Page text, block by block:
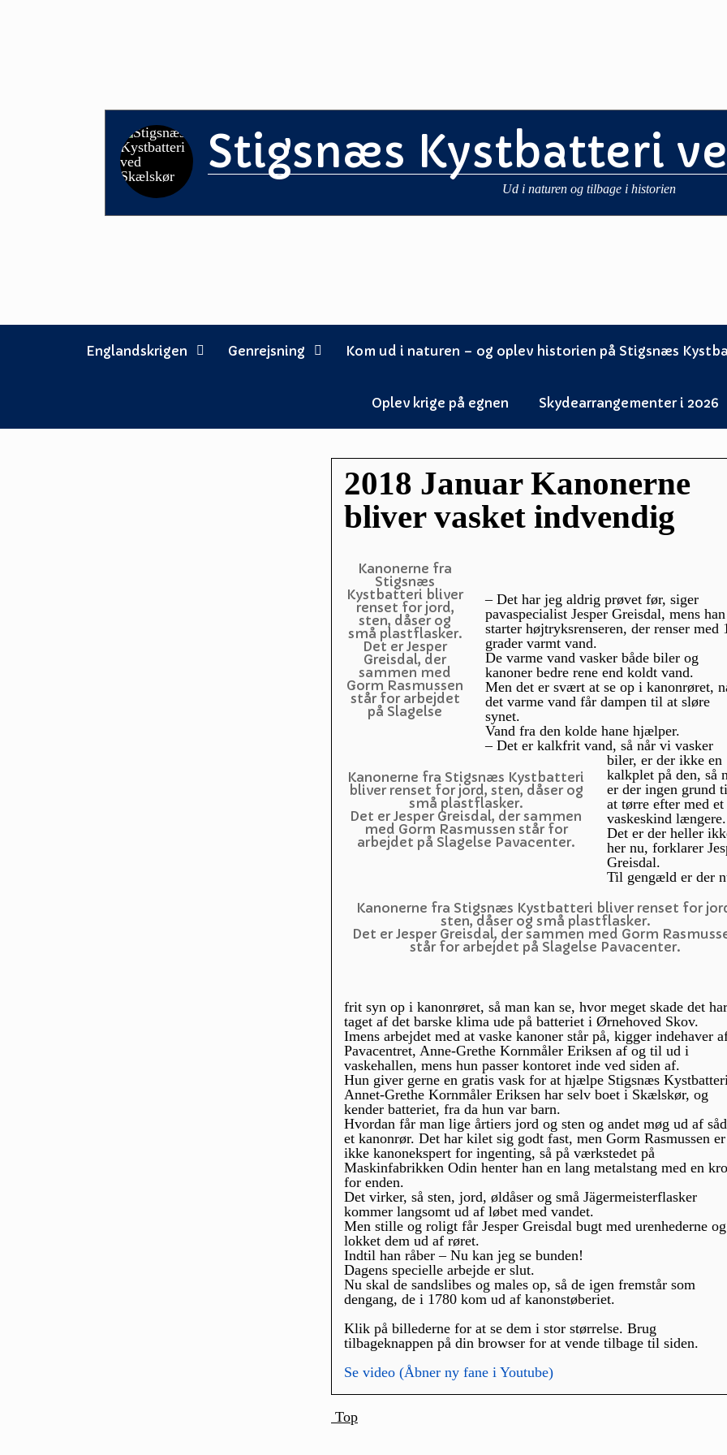
Stigsnæs Kystbatteri
Ud i naturen og tilbage i historien
Englandskrigen Genrejsning Kom ud i naturen – og oplev historien på Stigsnæs
Oplev krige på egnen Skydearrangementer i 2026
2018 Januar Kanonerne
bliver vasket indvendig
Kanonerne fra
Stigsnæs
Kystbatteri bliver
renset for jord,
sten, dåser og
små plastflasker.
Det er Jesper
Greisdal, der
sammen med
Gorm Rasmussen
står for arbejdet
på Slagelse
Kanonerne fra Stigsnæs Kystbatteri
bliver renset for jord, sten, dåser og
små plastflasker.
Det er Jesper Greisdal, der sammen
med Gorm Rasmussen står for
arbejdet på Slagelse Pavacenter.
Kanonerne fra Stigsnæs Kystbatteri bliver renset for
sten, dåser og små plastflasker.
Det er Jesper Greisdal, der sammen med Gorm
står for arbejdet på Slagelse Pavacenter.
– Det har jeg aldrig prøvet før, siger
pavaspecialist Jesper Greisdal, mens han
starter højtryksrenseren, der renser med
grader varmt vand.
De varme vand vasker både biler og
kanoner bedre rene end koldt vand.
Men det er svært at se op i kanonrøret,
det varme vand får dampen til at sløre
synet.
Vand fra den kolde hane hjælper.
– Det er kalkfrit vand, så når vi vasker
biler, er der ikke en
kalkplet på den, så
er der ingen grund
at tørre efter med et
vaskeskind længere.
Det er der heller
her nu, forklarer
Greisdal.
Til gengæld er der
frit syn op i kanonrøret, så man kan se, hvor meget skade det har
taget af det barske klima ude på batteriet i Ørnehoved Skov.
Imens arbejdet med at vaske kanoner står på, kigger indehaver
Pavacentret, Anne-Grethe Kornmåler Eriksen af og til ud i
vaskehallen, mens hun passer kontoret inde ved siden af.
Hun giver gerne en gratis vask for at hjælpe Stigsnæs
Annet-Grethe Kornmåler Eriksen har selv boet i Skælskør, og
kender batteriet, fra da hun var barn.
Hvordan får man lige årtiers jord og sten og andet møg ud af
et kanonrør. Det har kilet sig godt fast, men Gorm Rasmussen er
ikke kanonekspert for ingenting, så på værkstedet på
Maskinfabrikken Odin henter han en lang metalstang med en
for enden.
Det virker, så sten, jord, øldåser og små Jägermeisterflasker
kommer langsomt ud af løbet med vandet.
Men stille og roligt får Jesper Greisdal bugt med urenhederne og
lokket dem ud af røret.
Indtil han råber – Nu kan jeg se bunden!
Dagens specielle arbejde er slut.
Nu skal de sandslibes og males op, så de igen fremstår som
dengang, de i 1780 kom ud af kanonstøberiet.
Klik på billederne for at se dem i stor størrelse. Brug
tilbageknappen på din browser for at vende tilbage til siden.
Se video (Åbner ny fane i Youtube)
Top